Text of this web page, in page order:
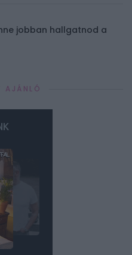
jobban hallgatnod a
AJÁNLÓ